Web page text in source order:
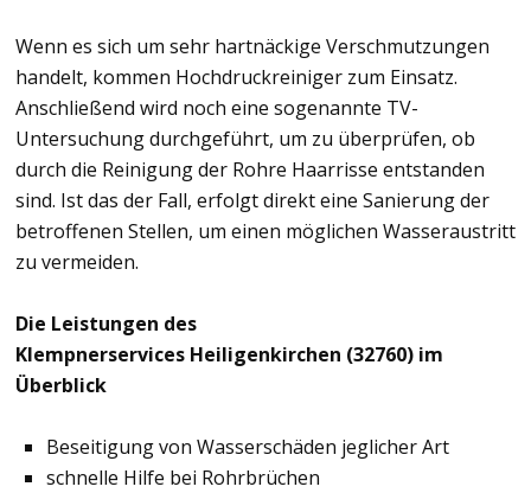
Wenn es sich um sehr hartnäckige Verschmutzungen
handelt, kommen Hochdruckreiniger zum Einsatz.
Anschließend wird noch eine sogenannte TV-
Untersuchung durchgeführt, um zu überprüfen, ob
durch die Reinigung der Rohre Haarrisse entstanden
sind. Ist das der Fall, erfolgt direkt eine Sanierung der
betroffenen Stellen, um einen möglichen Wasseraustritt
zu vermeiden.
Die Leistungen des
Klempnerservices Heiligenkirchen (32760) im
Überblick
Beseitigung von Wasserschäden jeglicher Art
schnelle Hilfe bei Rohrbrüchen